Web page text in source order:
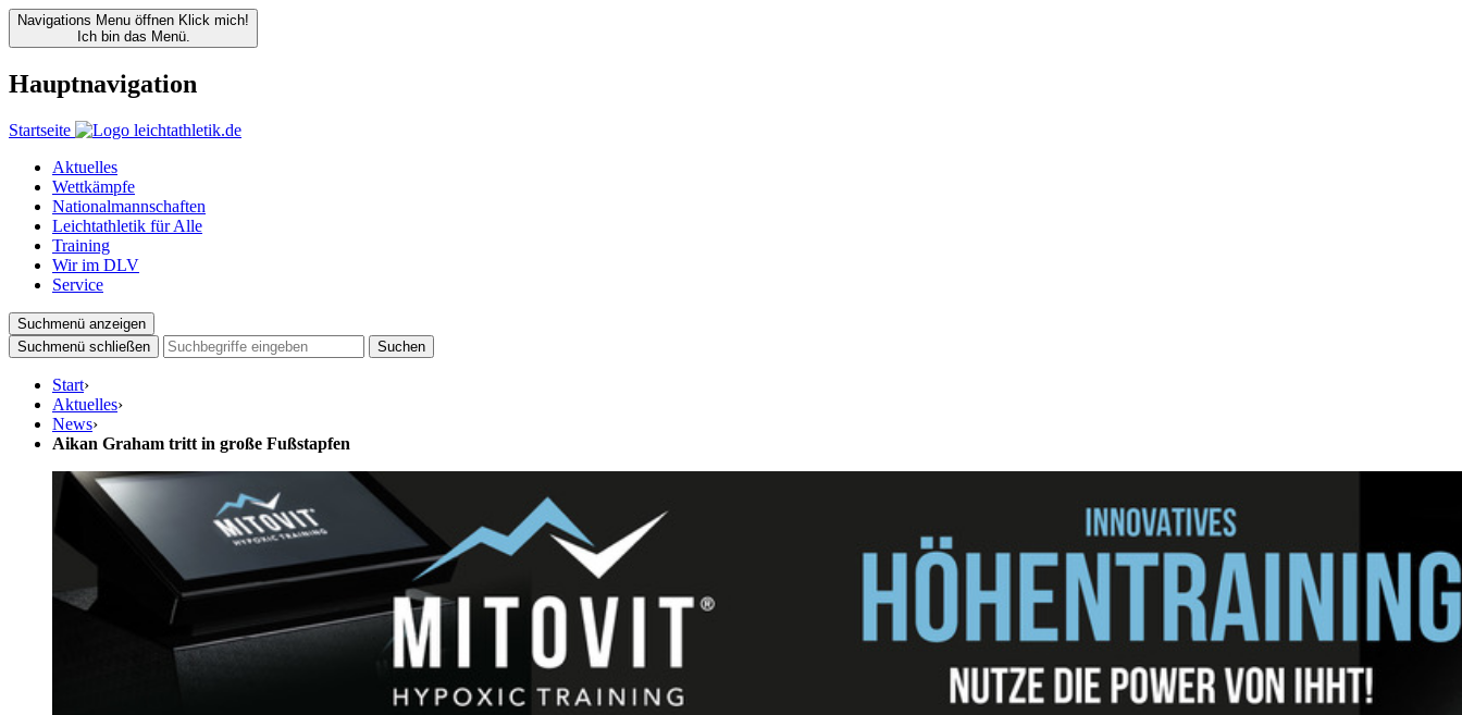
Navigations Menu öffnen Klick mich!
Ich bin das Menü.
Hauptnavigation
Startseite
Aktuelles
Wettkämpfe
Nationalmannschaften
Leichtathletik für Alle
Training
Wir im DLV
Service
Suchmenü anzeigen
Suchmenü schließen
Suchen
Start›
Aktuelles›
News›
Aikan Graham tritt in große Fußstapfen